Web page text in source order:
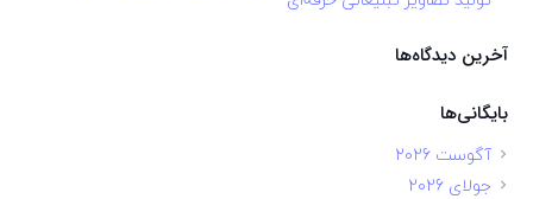
آخرین دیدگاه‌ها
بایگانی‌ها
آگوست 2026
جولای 2026